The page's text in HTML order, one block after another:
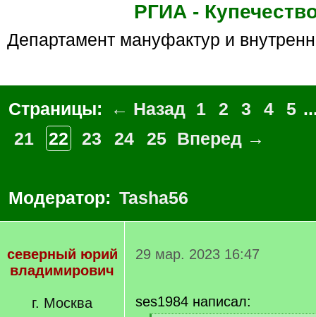
РГИА -
Департамент мануфактур и
Страницы: ← Назад 1 2 3 4 5
21
22 23 24 25 Вперед →
Модератор: Tasha56
северный юрий
владимирович
г. Москва
29 мар. 2023 16:47
ses1984 написал: